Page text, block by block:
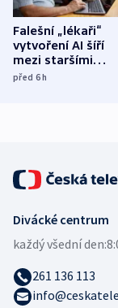
Falešní „lékaři“
vytvoření AI šíří
mezi staršími
Poláky
před 6h
Divácké centrum
každý všední den:
261 136 113